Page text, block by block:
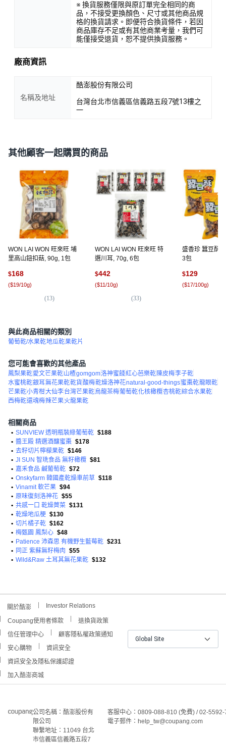
※ 換貨服務僅限與原訂單完全相同的商
品，不接受更換顏色、尺寸或其他商品規
格的換貨請求。即便符合換貨條件，若因
商品庫存不足或有其他商業考量，我們可
能僅接受退貨，恕不提供換貨服務。
廠商資訊
名稱及地址
酷澎股份有限公司
台灣台北市信義區信義路五段7號13樓之
一
其他顧客一起購買的商品
WON LAI WON 旺來旺 埔
里高山鈕扣菇, 90g, 1包
$168
($19/10g)
(13)
WON LAI WON 旺來旺 特
選川耳, 70g, 6包
$442
($11/10g)
(33)
盛香珍 蠶豆酥
3包
$129
($17/100g)
與此商品相關的類別
葡萄乾/水果乾地瓜乾果乾片
您可能會喜歡的其他產品
鳳梨果乾愛文芒果乾山楂gomgom洛神蜜餞紅心芭樂乾陳皮梅李子乾
水蜜桃乾銀耳無花果乾乾貨酸梅乾燥洛神花natural-good-things蜜棗乾龍眼乾
芒果乾小青柑大仙李台灣芒果乾烏龍茶梅葡萄乾化核橄欖杏桃乾綜合水果乾
西梅乾還魂梅辣芒果火龍果乾
相關商品
• SUNVIEW 透明瓶裝綠葡萄乾 $188
• 醬王殿 精選酒釀蜜棗 $178
• 去籽切片檸檬果乾 $146
• JI SUN 智珗食品 無籽橄欖 $81
• 嘉禾食品 鹹葡萄乾 $72
• Onskyfarm 韓國產乾燥車前草 $118
• Vinamit 軟芒果 $94
• 原味復刻洛神花 $55
• 共感一口 乾燥薺菜 $131
• 乾燥地瓜梗 $130
• 切片橘子乾 $162
• 梅甄園 鳳梨心 $48
• Patience 沛森思 有機野生藍莓乾 $231
• 同正 紫蘇無籽梅肉 $55
• Wild&Raw 土耳其無花果乾 $132
關於酷澎 Investor Relations
Coupang使用者條款
退換貨政策
信任管理中心
顧客隱私權政策通知
安心購物
資訊安全
資訊安全及隱私保護認證
加入酷澎商城
Global Site
公司名稱：酷澎股份有
限公司
聯繫地址：11049 台北
市信義區信義路五段7
客服中心：0809-088-810 (免費) / 02-
電子郵件：help_tw@coupang.com